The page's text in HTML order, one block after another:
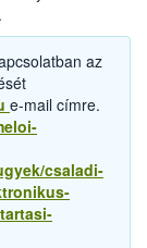
az
e-mail címre.
csaladi-